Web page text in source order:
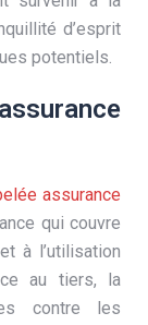
d’esprit
potentiels.
assurance
qui couvre
à l’utilisation
au tiers, la
contre les